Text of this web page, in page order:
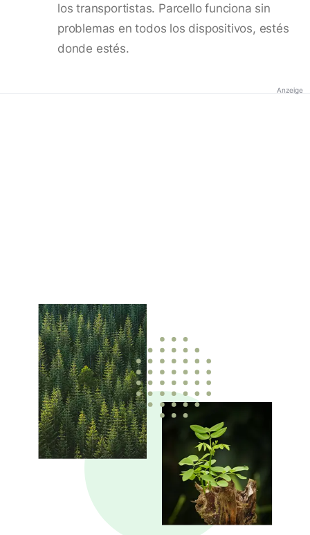
los transportistas. Parcello funciona sin
problemas en todos los dispositivos, estés
donde estés.
Anzeige